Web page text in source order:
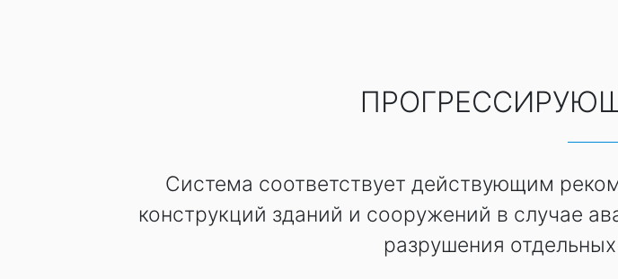
Система соответствует действующим
конструкций зданий и сооружений в случае
разрушения